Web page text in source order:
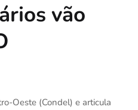
vão
Oeste (Condel) e articula